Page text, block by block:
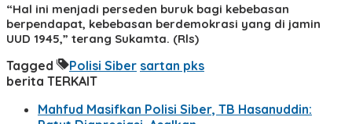
“Hal ini menjadi perseden buruk bagi kebebasan
berpendapat, kebebasan berdemokrasi yang di jamin
UUD 1945,” terang Sukamta. (Rls)
Tagged Polisi Siber sartan pks
berita TERKAIT
Mahfud Masifkan Polisi Siber, TB Hasanuddin: